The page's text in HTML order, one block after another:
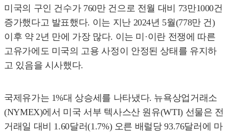
미국의 구인 건수가 760만 건으로 전월 대비 73만1000건
증가했다고 발표했다. 이는 지난 2024년 5월(778만 건)
이후 약 2년 만에 가장 많다. 이는 미·이란 전쟁에 따른
고유가에도 미국의 고용 사정이 안정된 상태를 유지하
고 있음을 시사했다.
국제유가는 1%대 상승세를 나타냈다. 뉴욕상업거래소
(NYMEX)에서 미국 서부 텍사스산 원유(WTI) 선물은 전
거래일 대비 1.60달러(1.7%) 오른 배럴당 93.76달러에 마